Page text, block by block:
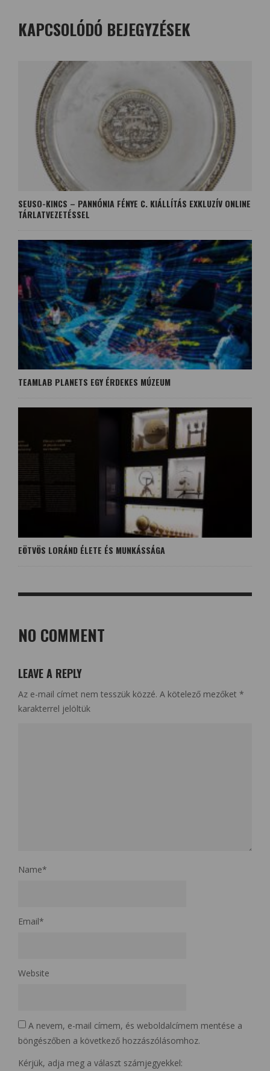
KAPCSOLÓDÓ BEJEGYZÉSEK
SEUSO-KINCS – PANNÓNIA FÉNYE C. KIÁLLÍTÁS EXKLUZÍV ONLINE
TÁRLATVEZETÉSSEL
TEAMLAB PLANETS EGY ÉRDEKES MÚZEUM
EÖTVÖS LORÁND ÉLETE ÉS MUNKÁSSÁGA
NO COMMENT
LEAVE A REPLY
Az e-mail címet nem tesszük közzé. A kötelező mezőket *
karakterrel jelöltük
Name*
Email*
Website
A nevem, e-mail címem, és weboldalcímem mentése a
böngészőben a következő hozzászólásomhoz.
Kérjük, adja meg a választ számjegyekkel: